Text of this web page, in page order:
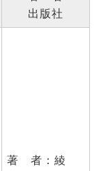
出版社
著 者：綾